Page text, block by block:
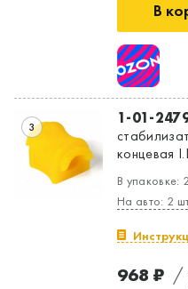
В
3 1-01-
концевая
В упаковке:
На авто: 2
968 ₽ /